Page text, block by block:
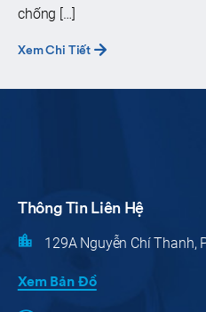
chống […]
Xem Chi Tiết
Thông Tin Liên Hệ
129A Nguyễn Chí Thanh,
Xem Bản Đồ